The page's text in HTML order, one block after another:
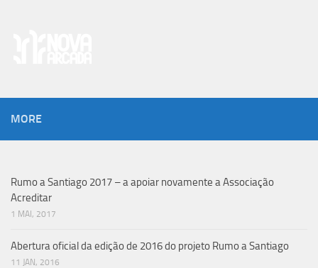
MORE
Rumo a Santiago 2017 – a apoiar novamente a Associação
Acreditar
1 MAI, 2017
Abertura oficial da edição de 2016 do projeto Rumo a Santiago
11 JAN, 2016